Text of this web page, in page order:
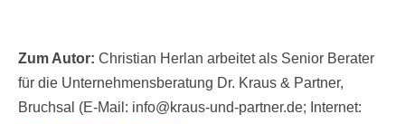
Zum Autor: Christian Herlan arbeitet als Senior Berater
für die Unternehmensberatung Dr. Kraus & Partner,
Bruchsal (E-Mail: info@kraus-und-partner.de; Internet: